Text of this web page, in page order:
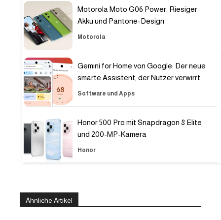
Motorola Moto G06 Power: Riesiger
Akku und Pantone-Design
Motorola
Gemini for Home von Google: Der neue
smarte Assistent, der Nutzer verwirrt
Software und Apps
Honor 500 Pro mit Snapdragon 8 Elite
und 200-MP-Kamera
Honor
Ähnliche Artikel